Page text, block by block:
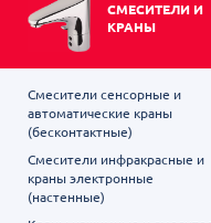
СМЕСИТЕЛИ И
КРАНЫ
Смесители сенсорные и
автоматические краны
(бесконтактные)
Смесители инфракрасные и
краны электронные
(настенные)